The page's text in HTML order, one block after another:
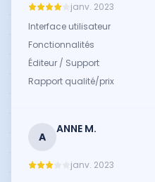
janv. 2023
Interface utilisateur
Fonctionnalités
Éditeur / Support
Rapport qualité/prix
A
ANNE M.
janv. 2023